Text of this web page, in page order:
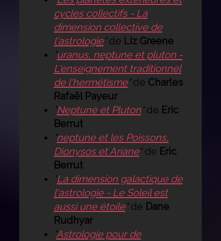
cycles collectifs - La
dimension collective de
l'astrologie"de Liz Greene
"uranus, neptune et pluton -
L'enseignement traditionnel
de l'hermétisme"de Charles
Rafaël Payeur
"Neptune et Pluton"de Eric
Berrut
"neptune et les Poissons,
Dionysos et Ariane"de Eric
Berrut
"La dimension galactique de
l'astrologie - Le Soleil est
aussi une étoile"de Dane
Rudhyar
"Astrologie pour de